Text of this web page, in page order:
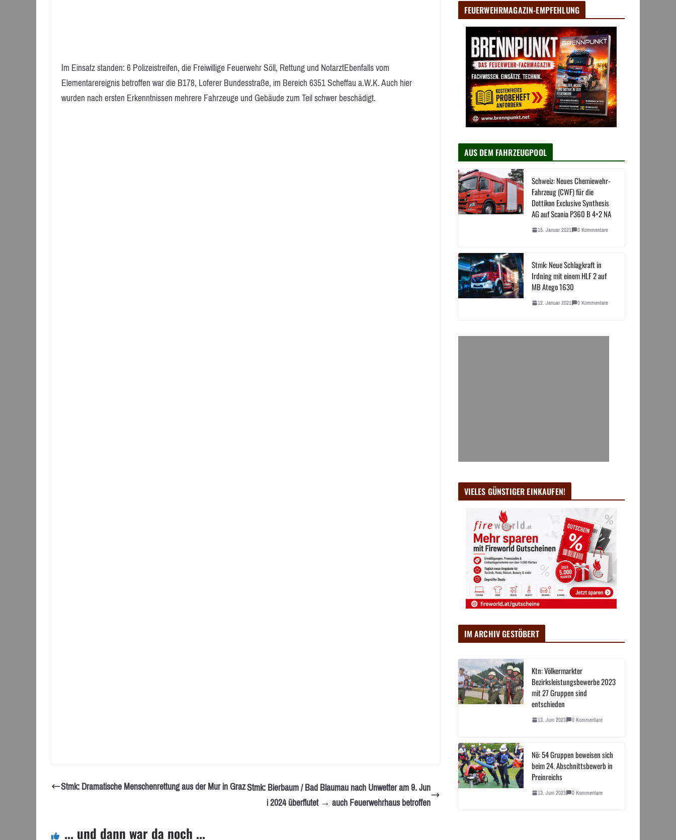
Im Einsatz standen: 6 Polizeistreifen, die Freiwillige Feuerwehr Söll, Rettung und NotarztEbenfalls vom
Elementarereignis betroffen war die B178, Loferer Bundesstraße, im Bereich 6351 Scheffau a.W.K. Auch hier
wurden nach ersten Erkenntnissen mehrere Fahrzeuge und Gebäude zum Teil schwer beschädigt.
Stmk: Dramatische Menschenrettung aus der Mur in GrazStmk: Bierbaum / Bad Blaumau nach Unwetter am 9. Jun
i 2024 überflutet → auch Feuerwehrhaus betroffen
... und dann war da noch ...
FEUERWEHRMAGAZIN-EMPFEHLUNG
AUS DEM FAHRZEUGPOOL
Schweiz: Neues Chemiewehr-
Fahrzeug (CWF) für die
Dottikon Exclusive Synthesis
AG auf Scania P360 B 4×2 NA
15. Januar 2021 0 Kommentare
Stmk: Neue Schlagkraft in
Irdning mit einem HLF 2 auf
MB Atego 1630
12. Januar 2021 0 Kommentare
VIELES GÜNSTIGER EINKAUFEN!
IM ARCHIV GESTÖBERT
Ktn: Völkermarkter
Bezirksleistungsbewerbe 2023
mit 27 Gruppen sind
entschieden
13. Juni 2023 0 Kommentare
Nö: 54 Gruppen beweisen sich
beim 24. Abschnittsbewerb in
Preinreichs
13. Juni 2023 0 Kommentare